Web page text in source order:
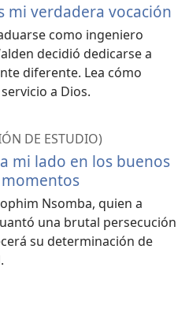
mi verdadera vocación
como ingeniero
decidió dedicarse a
diferente. Lea cómo
a Dios.
DE ESTUDIO)
mi lado en los buenos
Nsomba, quien a
una brutal persecución
su determinación de